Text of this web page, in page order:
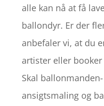
alle kan nå at få
ballondyr. Er der
anbefaler vi, at du
artister eller
Skal
ansigtsmaling og